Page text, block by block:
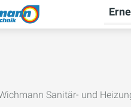
Sanitär- und